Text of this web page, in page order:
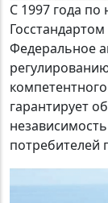
С 1997 года
Федеральное
гарантирует
потребителей